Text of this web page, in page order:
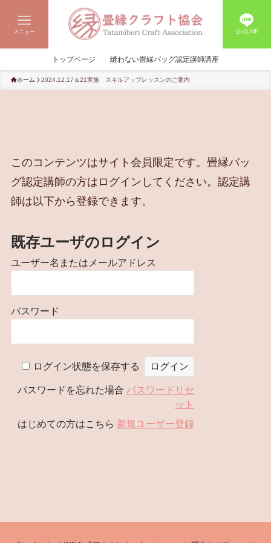
公式LINE
メニュー
トップページ 縫わない畳縁バッグ認定講師講座
ホーム 2024.12.17＆21実施 スキルアップレッスンのご案内
このコンテンツはサイト会員限定です。畳縁バッ
グ認定講師の方はログインしてください。認定講
師は以下から登録できます。
既存ユーザのログイン
ユーザー名またはメールアドレス
パスワード
ログイン状態を保存する
パスワードを忘れた場合 パスワードリセ
ット
はじめての方はこちら 新規ユーザー登録